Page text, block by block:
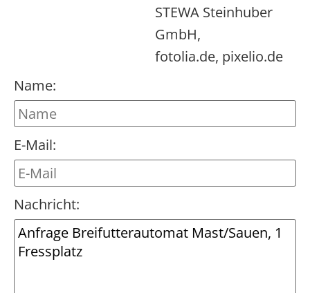
STEWA Steinhuber
GmbH,
fotolia.de, pixelio.de
Name:
E-Mail:
Nachricht: